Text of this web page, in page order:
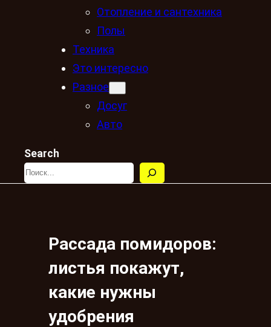
Отопление и сантехника
Полы
Техника
Это интересно
Разное
Досуг
Авто
Search
Рассада помидоров:
листья покажут,
какие нужны
удобрения